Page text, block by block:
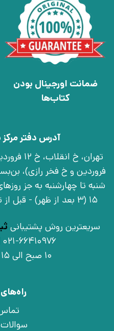
ضمانت اورجینال بودن
کتاب‌ها
آدرس دفتر
15 (3 بعد از ظهر) - قبل از تشریف آوردن تماس بگیرید
سریعترین روش پشتیبانی
021-66410976 | 09030925756
10 صبح الی 15 (3 بعد از ظهر)